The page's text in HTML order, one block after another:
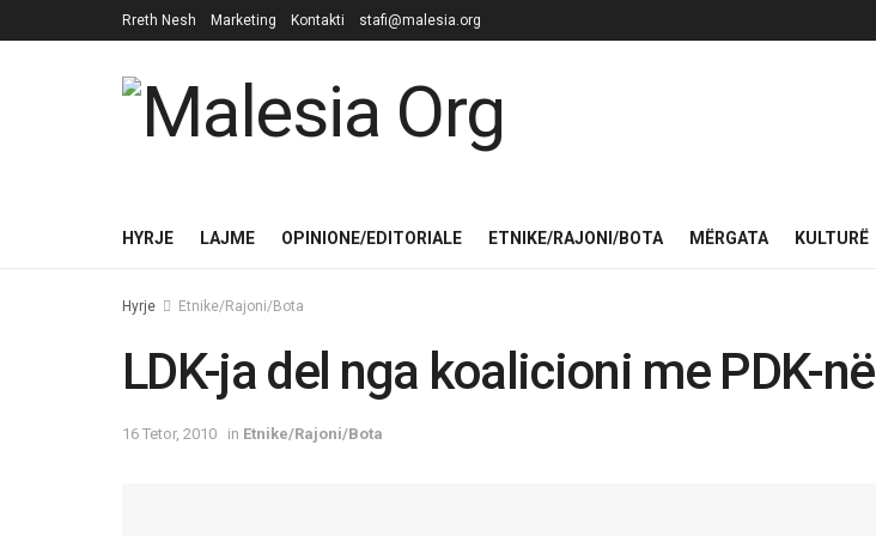
Rreth Nesh Marketing Kontakti stafi@malesia.org
HYRJE LAJME OPINIONE/EDITORIALE ETNIKE/RAJONI/BOTA MËRGATA KULTURË
Hyrje Etnike/Rajoni/Bota
LDK-ja del nga koalicioni me PDK-në
16 Tetor, 2010 in Etnike/Rajoni/Bota